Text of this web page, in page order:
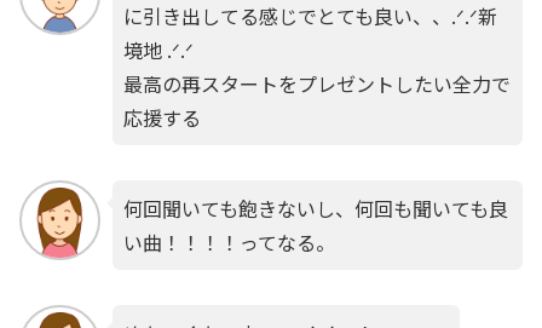
に引き出してる感じでとても良い、、.ᐟ.ᐟ新
境地 .ᐟ.ᐟ
最高の再スタートをプレゼントしたい全力で
応援する
何回聞いても飽きないし、何回も聞いても良
い曲！！！！ってなる。